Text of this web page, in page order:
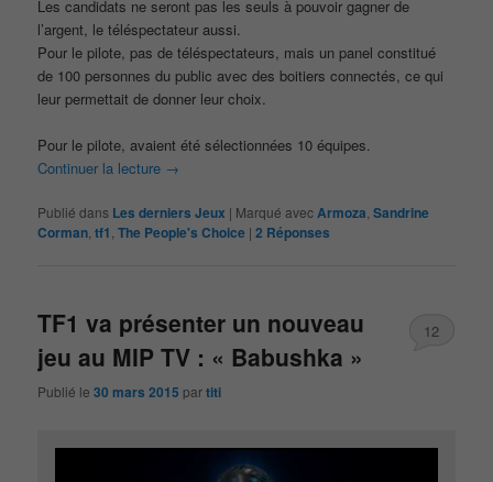
Les candidats ne seront pas les seuls à pouvoir gagner de
l’argent, le téléspectateur aussi.
Pour le pilote, pas de téléspectateurs, mais un panel constitué
de 100 personnes du public avec des boitiers connectés, ce qui
leur permettait de donner leur choix.
Pour le pilote, avaient été sélectionnées 10 équipes.
Continuer la lecture →
Publié dans Les derniers Jeux | Marqué avecArmoza ,Sandrine
Corman ,tf1 ,The People's Choice |2 Réponses
TF1 va présenter un nouveau
jeu au MIP TV : « Babushka »
Publié le30 mars 2015 partiti
12